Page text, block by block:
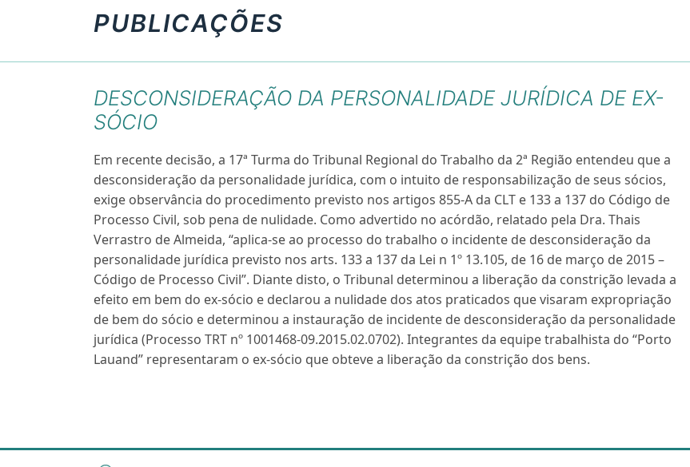
PUBLICAÇÕES
DESCONSIDERAÇÃO DA PERSONALIDADE JURÍDICA DE EX-
SÓCIO
Em recente decisão, a 17ª Turma do Tribunal Regional do Trabalho da 2ª Região entendeu que a
desconsideração da personalidade jurídica, com o intuito de responsabilização de seus sócios,
exige observância do procedimento previsto nos artigos 855-A da CLT e 133 a 137 do Código de
Processo Civil, sob pena de nulidade. Como advertido no acórdão, relatado pela Dra. Thais
Verrastro de Almeida, “aplica-se ao processo do trabalho o incidente de desconsideração da
personalidade jurídica previsto nos arts. 133 a 137 da Lei n 1º 13.105, de 16 de março de 2015 –
Código de Processo Civil”. Diante disto, o Tribunal determinou a liberação da constrição levada a
efeito em bem do ex-sócio e declarou a nulidade dos atos praticados que visaram expropriação
de bem do sócio e determinou a instauração de incidente de desconsideração da personalidade
jurídica (Processo TRT nº 1001468-09.2015.02.0702). Integrantes da equipe trabalhista do “Porto
Lauand” representaram o ex-sócio que obteve a liberação da constrição dos bens.